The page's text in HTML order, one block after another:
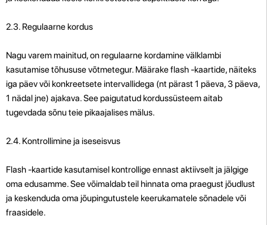
2.3. Regulaarne kordus
Nagu varem mainitud, on regulaarne kordamine välklambi
kasutamise tõhususe võtmetegur. Määrake flash -kaartide, näiteks
iga päev või konkreetsete intervallidega (nt pärast 1 päeva, 3 päeva,
1 nädal jne) ajakava. See paigutatud kordussüsteem aitab
tugevdada sõnu teie pikaajalises mälus.
2.4. Kontrollimine ja iseseisvus
Flash -kaartide kasutamisel kontrollige ennast aktiivselt ja jälgige
oma edusamme. See võimaldab teil hinnata oma praegust jõudlust
ja keskenduda oma jõupingutustele keerukamatele sõnadele või
fraasidele.